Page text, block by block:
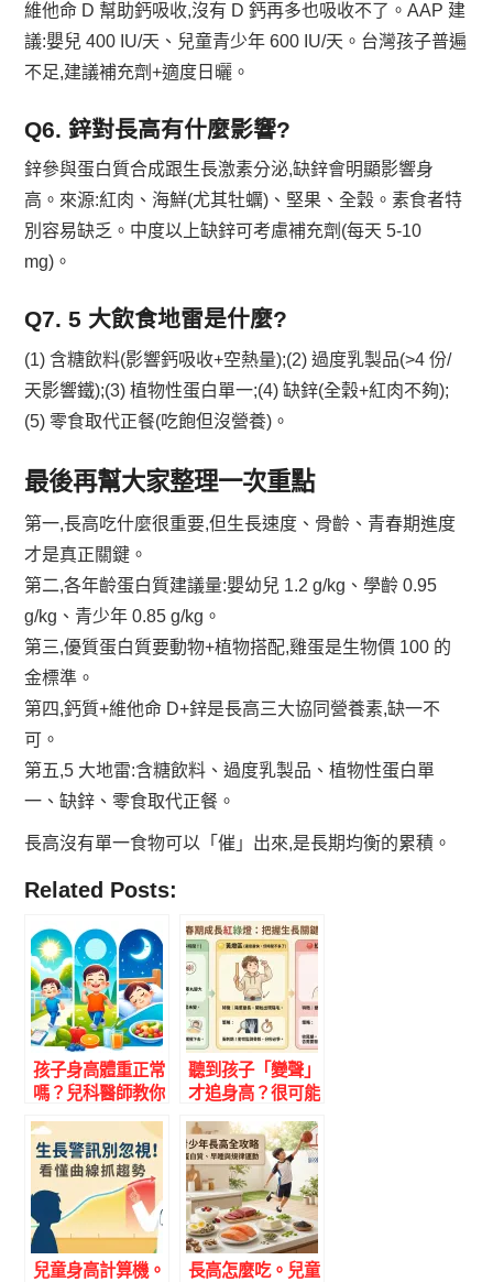
維他命 D 幫助鈣吸收,沒有 D 鈣再多也吸收不了。AAP 建
議:嬰兒 400 IU/天、兒童青少年 600 IU/天。台灣孩子普遍
不足,建議補充劑+適度日曬。
Q6. 鋅對長高有什麼影響?
鋅參與蛋白質合成跟生長激素分泌,缺鋅會明顯影響身
高。來源:紅肉、海鮮(尤其牡蠣)、堅果、全穀。素食者特
別容易缺乏。中度以上缺鋅可考慮補充劑(每天 5-10
mg)。
Q7. 5 大飲食地雷是什麼?
(1) 含糖飲料(影響鈣吸收+空熱量);(2) 過度乳製品(>4 份/
天影響鐵);(3) 植物性蛋白單一;(4) 缺鋅(全穀+紅肉不夠);
(5) 零食取代正餐(吃飽但沒營養)。
最後再幫大家整理一次重點
第一,長高吃什麼很重要,但生長速度、骨齡、青春期進度
才是真正關鍵。
第二,各年齡蛋白質建議量:嬰幼兒 1.2 g/kg、學齡 0.95
g/kg、青少年 0.85 g/kg。
第三,優質蛋白質要動物+植物搭配,雞蛋是生物價 100 的
金標準。
第四,鈣質+維他命 D+鋅是長高三大協同營養素,缺一不
可。
第五,5 大地雷:含糖飲料、過度乳製品、植物性蛋白單
一、缺鋅、零食取代正餐。
長高沒有單一食物可以「催」出來,是長期均衡的累積。
Related Posts:
孩子身高體重正常
嗎？兒科醫師教你
曲線百分位｜台灣
本土數據計算器
聽到孩子「變聲」
才追身高？很可能
上了…
兒童身高計算機。
長高怎麼吃。兒童